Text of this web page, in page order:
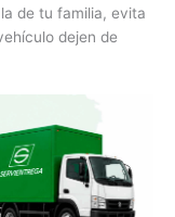
de tu familia, evita
dejen de